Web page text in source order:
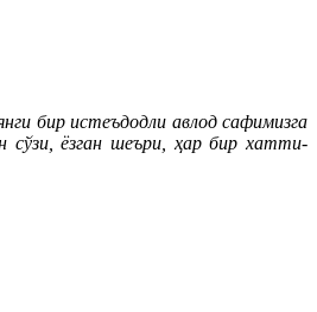
бир истеъдодли авлод сафимизга
сўзи, ёзган шеъри, ҳар бир хатти-